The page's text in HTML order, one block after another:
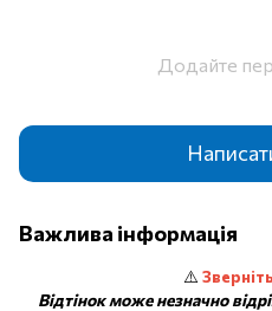
Додайте
Важлива інформація
⚠️
Відтінок може незначно